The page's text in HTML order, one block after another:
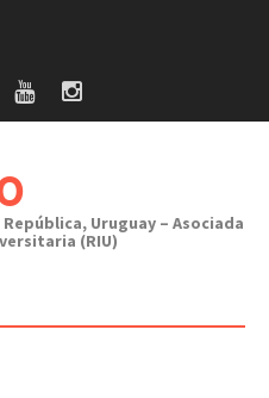
Uruguay – Asociada
(RIU)